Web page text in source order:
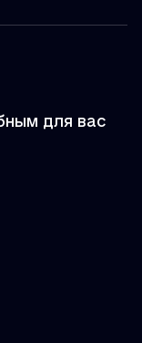
для вас